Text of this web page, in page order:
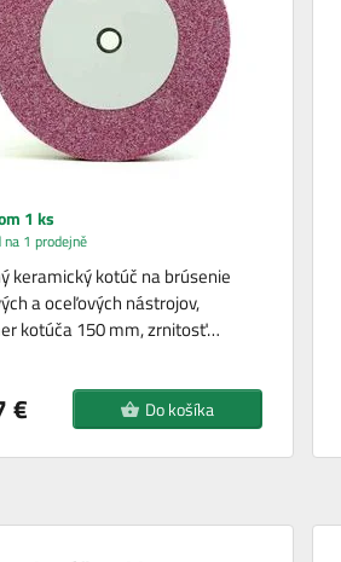
1 ks
na 1 prodejně
keramický kotúč na brúsenie
a oceľových nástrojov,
kotúča 150 mm, zrnitosť…
€ Do košíka